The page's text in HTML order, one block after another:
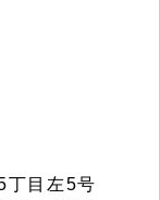
目左5号